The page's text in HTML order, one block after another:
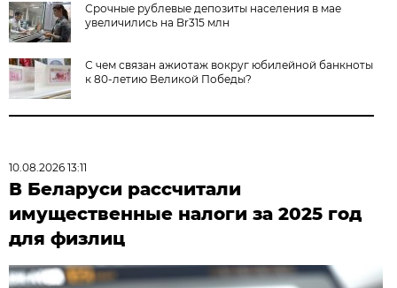
Срочные рублевые депозиты населения в мае
увеличились на Br315 млн
С чем связан ажиотаж вокруг юбилейной банкноты
к 80-летию Великой Победы?
10.08.2026 13:11
В Беларуси рассчитали
имущественные налоги за 2025 год
для физлиц